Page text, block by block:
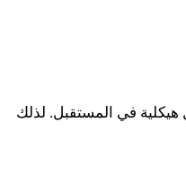
في المستقبل. لذلك